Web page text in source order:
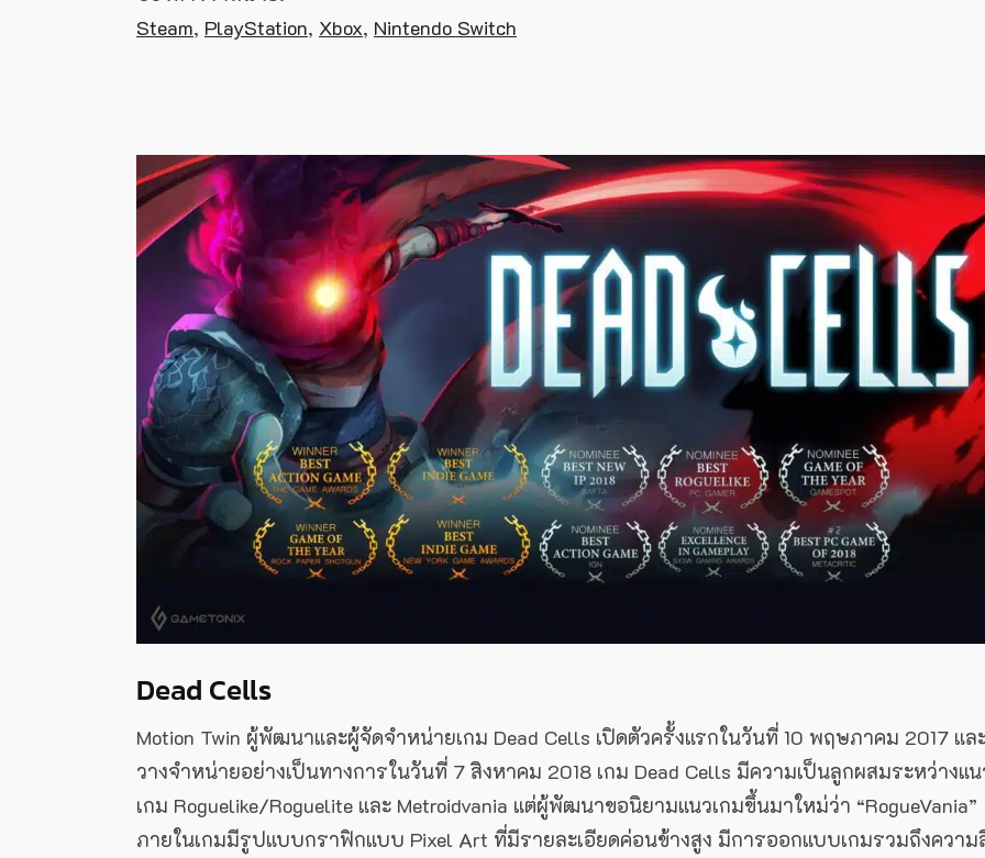
Steam, PlayStation, Xbox, Nintendo Switch
Dead Cells
Motion Twin ผู้พัฒนาและผู้จัดจำหน่ายเกม Dead Cells เปิดตัวครั้งแรกในวันที่ 10 พฤษภาคม 2017 แล
วางจำหน่ายอย่างเป็นทางการในวันที่ 7 สิงหาคม 2018 เกม Dead Cells มีความเป็นลูกผสมระหว่างแน
เกม Roguelike/Roguelite และ Metroidvania แต่ผู้พัฒนาขอนิยามแนวเกมขึ้นมาใหม่ว่า “RogueVania”
ภายในเกมมีรูปแบบกราฟิกแบบ Pixel Art ที่มีรายละเอียดค่อนข้างสูง มีการออกแบบเกมรวมถึงความ